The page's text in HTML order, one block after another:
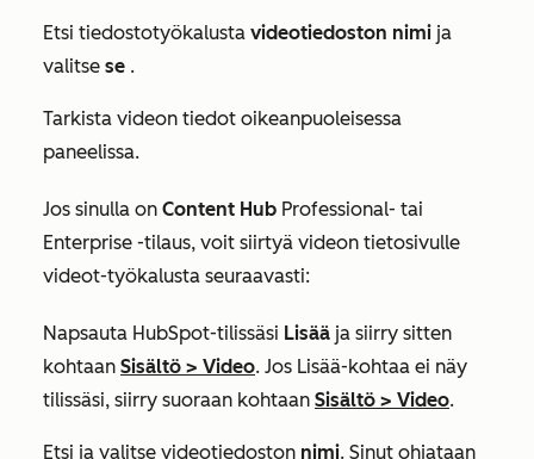
Etsi tiedostotyökalusta videotiedoston nimi ja
valitse se .
Tarkista videon tiedot oikeanpuoleisessa
paneelissa.
Jos sinulla on Content Hub Professional- tai
Enterprise -tilaus, voit siirtyä videon tietosivulle
videot-työkalusta seuraavasti:
Napsauta HubSpot-tilissäsi Lisää ja siirry sitten
kohtaan Sisältö > Video. Jos Lisää-kohtaa ei näy
tilissäsi, siirry suoraan kohtaan Sisältö > Video.​
Etsi ja valitse videotiedoston nimi. Sinut ohjataan